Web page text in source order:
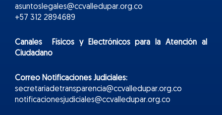
asuntoslegales@ccvalledupar.org.co
+57 312 2894689
Canales Físicos yElectrónicospara la Atención al
Ciudadano
Correo Notificaciones Judiciales:
secretariadetransparencia@ccvalledupar.org.co
notificacionesjudiciales@ccvalledupar.org.co